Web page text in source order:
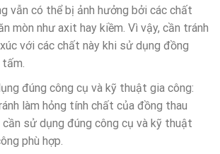
vẫn có thể bị ảnh hưởng bởi các chất
mòn như axit hay kiềm. Vì vậy, cần tránh
với các chất này khi sử dụng đồng
tấm.
đúng công cụ và kỹ thuật gia công:
làm hỏng tính chất của đồng thau
cần sử dụng đúng công cụ và kỹ thuật
phù hợp.